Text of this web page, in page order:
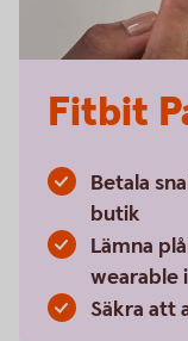
Fitbit
Betala
butik
Lämna
wearable
Säkra att